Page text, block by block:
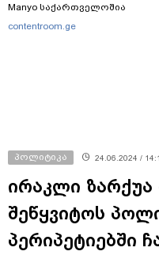
Manyo საქართველოშია
contentroom.ge
პოლიტიკა 24.06.2024 /
ირაკლი ზარქუა
შეწყვიტოს
პერიპეტიებში